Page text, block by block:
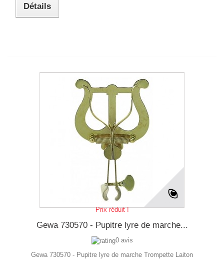
Détails
Prix réduit !
Gewa 730570 - Pupitre lyre de marche...
0 avis
Gewa 730570 - Pupitre lyre de marche Trompette Laiton